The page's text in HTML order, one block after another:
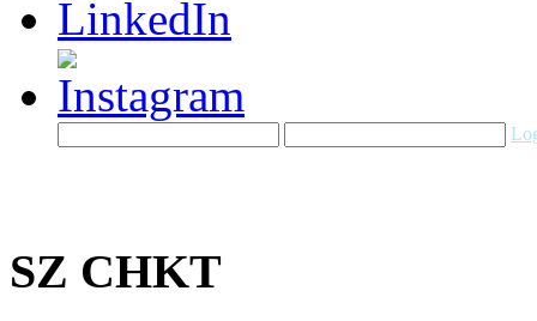
SZ CHKT